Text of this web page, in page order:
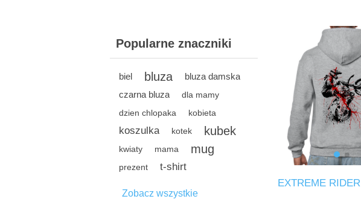
Popularne znaczniki
biel bluza
bluza damska
czarna bluza
dla mamy
dzien chlopaka
kobieta
koszulka kotek kubek
kwiaty mama mug
prezent t-shirt
Zobacz wszystkie
EXTREME RIDER